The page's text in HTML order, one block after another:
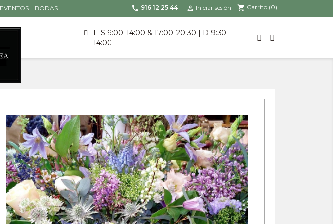
EVENTOS BODAS call 916 12 25 44  Iniciar sesión shopping_cart Carrito (0)
L-S 9:00-14:00 & 17:00-20:30 | D 9:30-
14:00